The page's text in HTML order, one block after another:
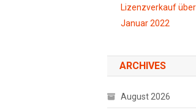
Lizenzverkauf
Januar 2022
ARCHIVES
August 2026